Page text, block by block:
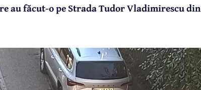
au făcut-o pe Strada Tudor Vladimirescu din